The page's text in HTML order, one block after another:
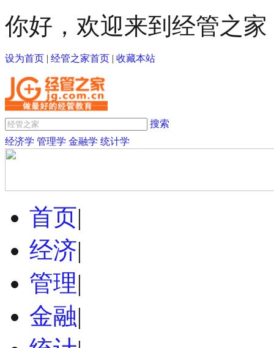
你好，欢迎来到经管之家
设为首页 | 经管之家首页 | 收藏本站
搜索
经济学 管理学 金融学 统计学
首页|
经济|
管理|
金融|